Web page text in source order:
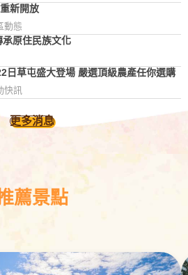
新開放
動態
原住民族文化
日草屯盛大登場 嚴選頂級農產任你選購
快訊
更多消息
薦景點